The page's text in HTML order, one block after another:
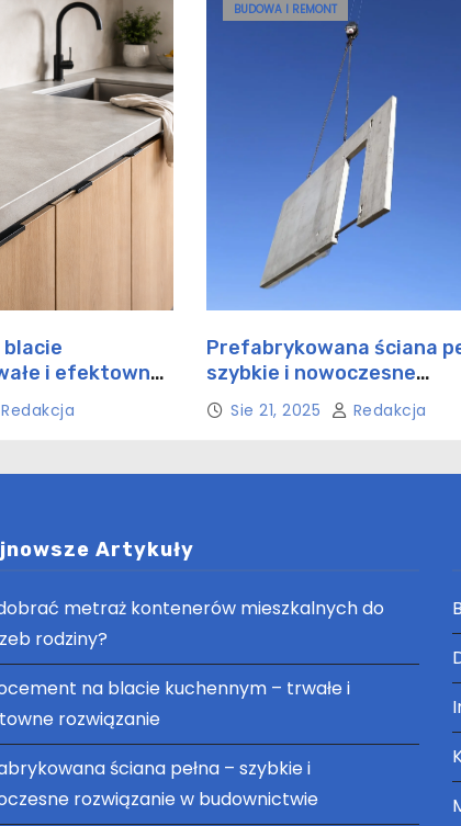
i efektowne
Redakcja
BUDOWA I REMONT
Prefabrykowana ściana
szybkie i nowoczesne
rozwiązanie w
Sie 21, 2025 Redakcja
Artykuły
metraż kontenerów mieszkalnych do
rodziny?
na blacie kuchennym – trwałe i
rozwiązanie
ściana pełna – szybkie i
rozwiązanie w budownictwie